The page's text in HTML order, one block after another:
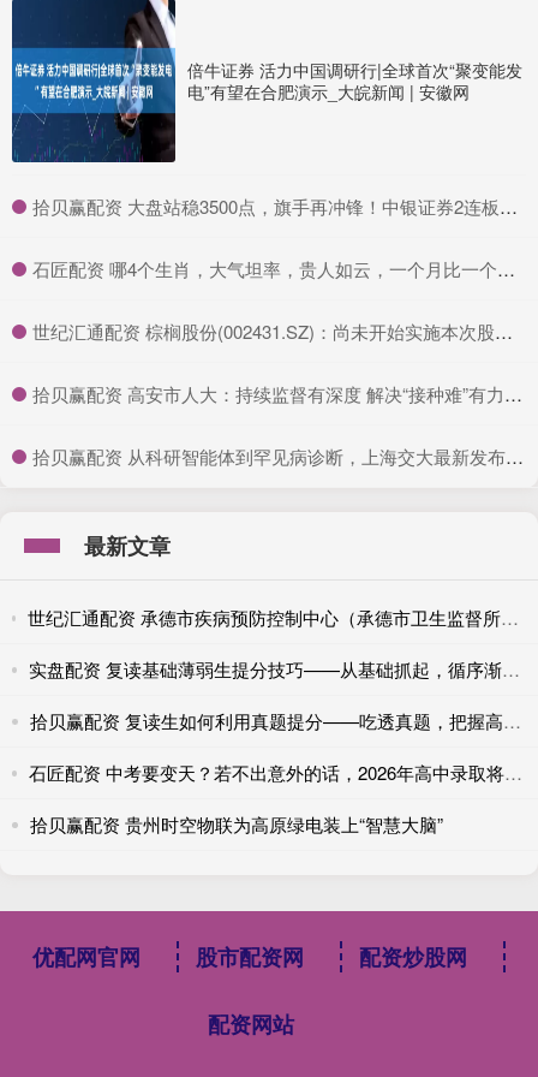
倍牛证券 活力中国调研行|全球首次“聚变能发
电”有望在合肥演示_大皖新闻 | 安徽网
​拾贝赢配资 大盘站稳3500点，旗手再冲锋！中银证券2连板，证券ETF龙头(560090)放量涨超3%！券商上半年业绩预报陆续出炉，国盛金控净利润暴涨2倍以上
​石匠配资 哪4个生肖，大气坦率，贵人如云，一个月比一个月赚钱多_总能_性格_财运
​世纪汇通配资 棕榈股份(002431.SZ)：尚未开始实施本次股份回购
​拾贝赢配资 高安市人大：持续监督有深度 解决“接种难”有力度_服务_问题_群众
​拾贝赢配资 从科研智能体到罕见病诊断，上海交大最新发布五项全球领先AI成果
最新文章
世纪汇通配资 承德市疾病预防控制中心（承德市卫生监督所）主动服务教育领域 助力提升教室采光照明水平
实盘配资 复读基础薄弱生提分技巧——从基础抓起，循序渐进，稳步提升
拾贝赢配资 复读生如何利用真题提分——吃透真题，把握高考规律
石匠配资 中考要变天？若不出意外的话，2026年高中录取将迎来4大转变
拾贝赢配资 贵州时空物联为高原绿电装上“智慧大脑”
优配网官网 股市配资网 配资炒股网
配资网站